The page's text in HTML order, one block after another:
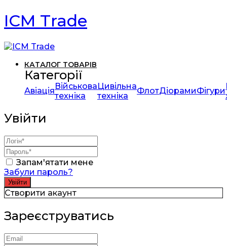
ICM Trade
КАТАЛОГ ТОВАРІВ
Категорії
АвіаціяВійськова
техніка
Цивільна
техніка
ФлотДіорамиФігури
Увійти
Запам'ятати мене
Забули пароль?
Створити акаунт
Зареєструватись